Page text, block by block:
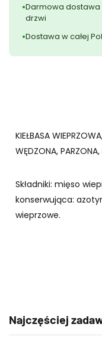
Darmowa dostawa
drzwi
Dostawa w całej
KIEŁBASA
WĘDZONA,
Składniki: mięso
konserwująca:
wieprzowe.
Najczęściej